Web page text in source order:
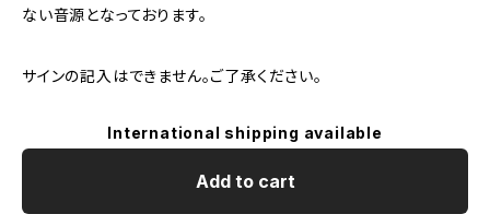
ない音源となっております。
サインの記入はできません。ご了承ください。
International shipping available
Add to cart